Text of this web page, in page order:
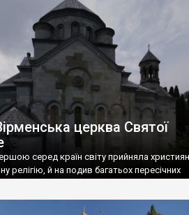
«повстяками» (postaki)…” “Вино. Крим
вино і його вдосталь: воно все
дуже […]
церква Святої
серед країн світу прийняла
релігію, й на подив багатьох пересічних